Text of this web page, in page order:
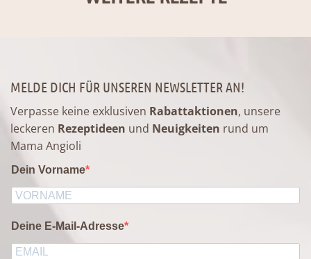
MELDE DICH FÜR UNSEREN NEWSLETTER AN!
Verpasse keine exklusiven Rabattaktionen, unsere
leckeren Rezeptideen und Neuigkeiten rund um
Mama Angioli
Dein Vorname
Deine E-Mail-Adresse